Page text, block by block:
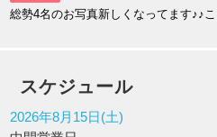
総勢4名のお写真新しくなってます♪♪
スケジュール
2026年8月15日(土)